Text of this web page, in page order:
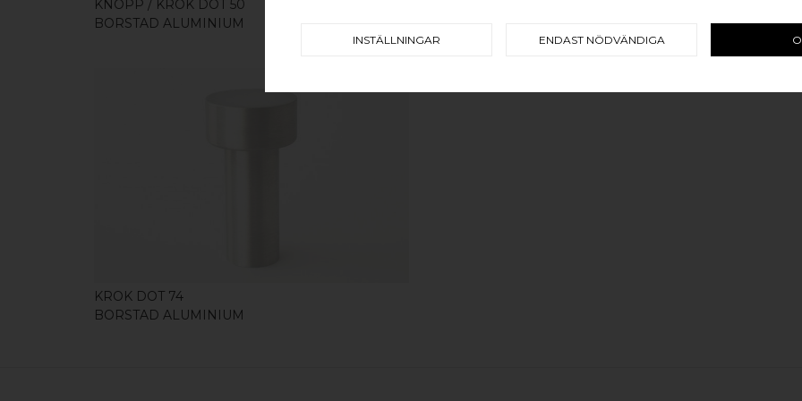
KNOPP / KROK DOT 50
BORSTAD ALUMINIUM
KROK DOT 74
BORSTAD ALUMINIUM
INSTÄLLNINGAR ENDAST NÖDVÄNDIGA